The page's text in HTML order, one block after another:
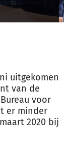
uitgekomen
van de
voor
er minder
2020 bij